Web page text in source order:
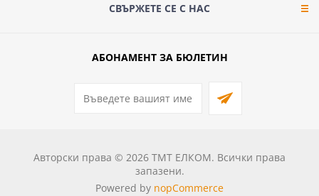
СВЪРЖЕТЕ СЕ С НАС
АБОНАМЕНТ ЗА БЮЛЕТИН
Авторски права © 2026 ТМТ ЕЛКОМ. Всички права
запазени.
Powered by nopCommerce